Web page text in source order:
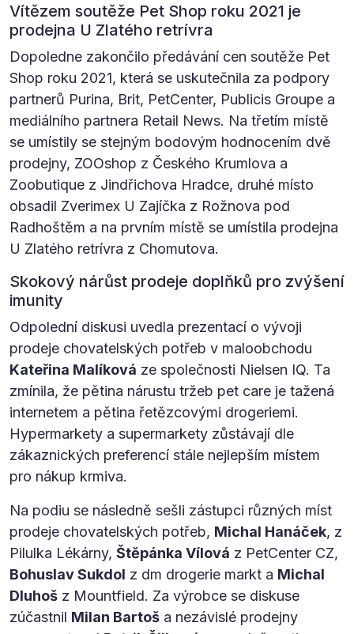
Vítězem soutěže Pet Shop roku 2021 je
prodejna U Zlatého retrívra
Dopoledne zakončilo předávání cen soutěže Pet
Shop roku 2021, která se uskutečnila za podpory
partnerů Purina, Brit, PetCenter, Publicis Groupe a
mediálního partnera Retail News. Na třetím místě
se umístily se stejným bodovým hodnocením dvě
prodejny, ZOOshop z Českého Krumlova a
Zoobutique z Jindřichova Hradce, druhé místo
obsadil Zverimex U Zajíčka z Rožnova pod
Radhoštěm a na prvním místě se umístila prodejna
U Zlatého retrívra z Chomutova.
Skokový nárůst prodeje doplňků pro zvýšení
imunity
Odpolední diskusi uvedla prezentací o vývoji
prodeje chovatelských potřeb v maloobchodu
Kateřina Malíková ze společnosti Nielsen IQ. Ta
zmínila, že pětina nárustu tržeb pet care je tažená
internetem a pětina řetězcovými drogeriemi.
Hypermarkety a supermarkety zůstávají dle
zákaznických preferencí stále nejlepším místem
pro nákup krmiva.
Na podiu se následně sešli zástupci různých míst
prodeje chovatelských potřeb, Michal Hanáček, z
Pilulka Lékárny, Štěpánka Vílová z PetCenter CZ,
Bohuslav Sukdol z dm drogerie markt a Michal
Dluhoš z Mountfield. Za výrobce se diskuse
zúčastnil Milan Bartoš a nezávislé prodejny